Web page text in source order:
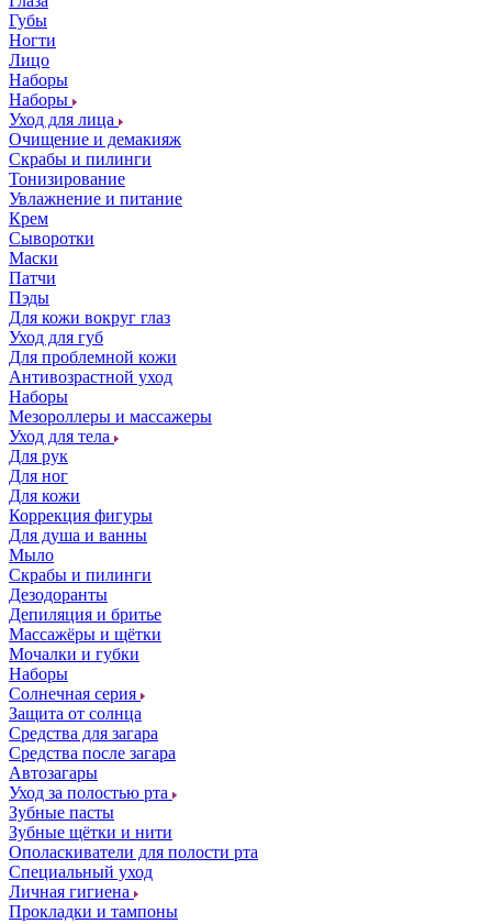
Губы
Ногти
Лицо
Наборы
Наборы
Уход для лица
Очищение и демакияж
Скрабы и пилинги
Тонизирование
Увлажнение и питание
Крем
Сыворотки
Маски
Патчи
Пэды
Для кожи вокруг глаз
Уход для губ
Для проблемной кожи
Антивозрастной уход
Наборы
Мезороллеры и массажеры
Уход для тела
Для рук
Для ног
Для кожи
Коррекция фигуры
Для душа и ванны
Мыло
Скрабы и пилинги
Дезодоранты
Депиляция и бритье
Массажёры и щётки
Мочалки и губки
Наборы
Солнечная серия
Защита от солнца
Средства для загара
Средства после загара
Автозагары
Уход за полостью рта
Зубные пасты
Зубные щётки и нити
Ополаскиватели для полости рта
Специальный уход
Личная гигиена
Прокладки и тампоны